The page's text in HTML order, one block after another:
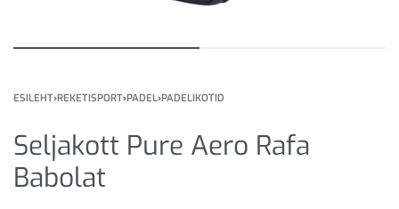
ESILEHT›REKETISPORT›PADEL›PADELIKOTID
Seljakott Pure Aero Rafa
Babolat